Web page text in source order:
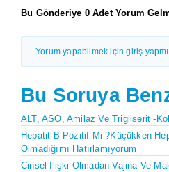
Bu Gönderiye 0 Adet Yorum
Yorum yapabilmek için giriş
Bu Soruya
ALT, ASO, Amilaz Ve Trigliserit -
Hepatit B Pozitif Mi ?Küçükken
Olmadığımı Hatırlamıyorum
Cinsel Ilişki Olmadan Vajina Ve